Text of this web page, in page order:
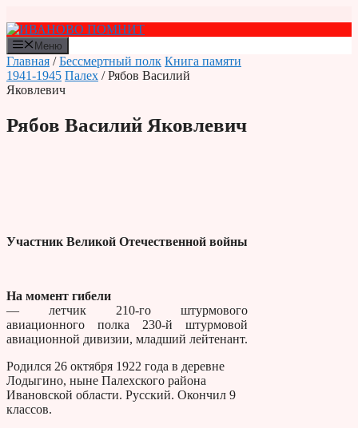
к
содержимому
Меню
Главная /Бессмертный полк Книга памяти
1941-1945 Палех / Рябов Василий
Яковлевич
Рябов Василий Яковлевич
Участник Великой Отечественной войны
На момент гибели
— летчик 210-го штурмового
авиационного полка 230-й штурмовой
авиационной дивизии, младший лейтенант.
Родился 26 октября 1922 года в деревне
Лодыгино, ныне Палехского района
Ивановской области. Русский. Окончил 9
классов.